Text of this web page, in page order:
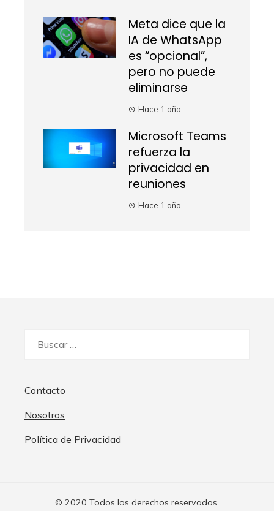
Meta dice que la
IA de WhatsApp
es “opcional”,
pero no puede
eliminarse
Hace 1 año
Microsoft Teams
refuerza la
privacidad en
reuniones
Hace 1 año
Contacto
Nosotros
Política de Privacidad
© 2020 Todos los derechos reservados.